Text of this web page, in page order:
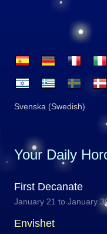
Svenska (Swedish)
Your Daily
First Decanate
January 21 to January
Envishet